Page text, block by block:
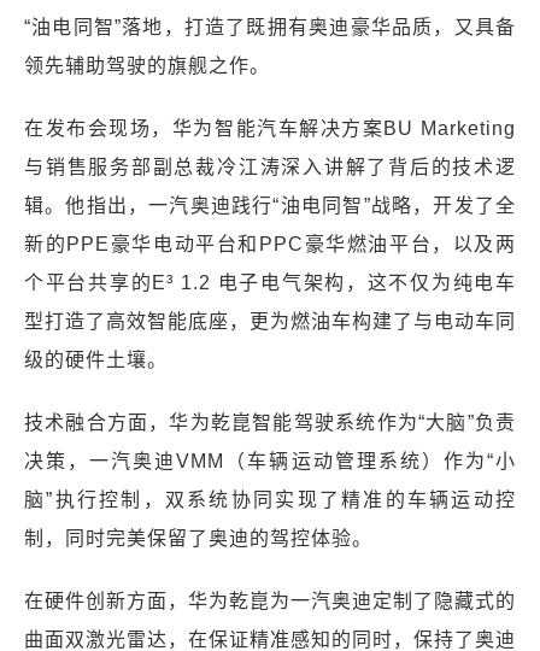
“油电同智”落地，打造了既拥有奥迪豪华品质，又具备
领先辅助驾驶的旗舰之作。
在发布会现场，华为智能汽车解决方案BU Marketing
与销售服务部副总裁冷江涛深入讲解了背后的技术逻
辑。他指出，一汽奥迪践行“油电同智”战略，开发了全
新的PPE豪华电动平台和PPC豪华燃油平台，以及两
个平台共享的E³ 1.2 电子电气架构，这不仅为纯电车
型打造了高效智能底座，更为燃油车构建了与电动车同
级的硬件土壤。
技术融合方面，华为乾崑智能驾驶系统作为“大脑”负责
决策，一汽奥迪VMM（车辆运动管理系统）作为“小
脑”执行控制，双系统协同实现了精准的车辆运动控
制，同时完美保留了奥迪的驾控体验。
在硬件创新方面，华为乾崑为一汽奥迪定制了隐藏式的
曲面双激光雷达，在保证精准感知的同时，保持了奥迪